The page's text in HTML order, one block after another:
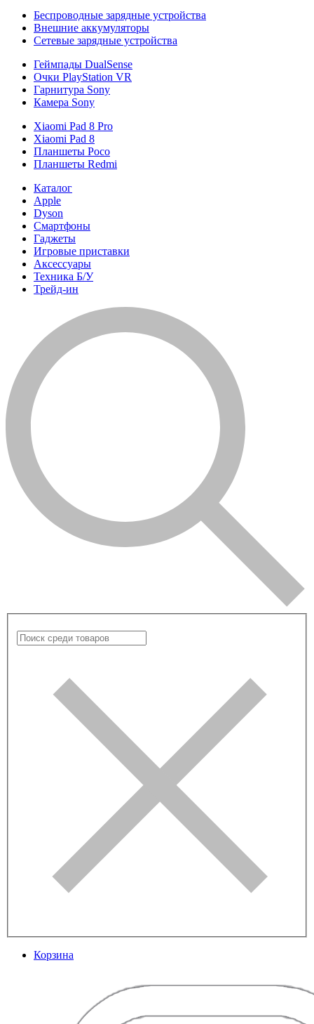
Беспроводные зарядные устройства
Внешние аккумуляторы
Сетевые зарядные устройства
Геймпады DualSense
Очки PlayStation VR
Гарнитура Sony
Камера Sony
Xiaomi Pad 8 Pro
Xiaomi Pad 8
Планшеты Poco
Планшеты Redmi
Каталог
Apple
Dyson
Смартфоны
Гаджеты
Игровые приставки
Аксессуары
Техника Б/У
Трейд-ин
Корзина